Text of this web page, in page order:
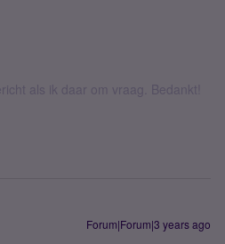
als ik daar om vraag. Bedankt!
Forum|Forum|3 years ago